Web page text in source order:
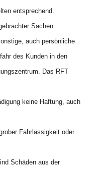
entsprechend.
Sachen
auch persönliche
des Kunden in den
Das RFT
keine Haftung, auch
Fahrlässigkeit oder
Schäden aus der